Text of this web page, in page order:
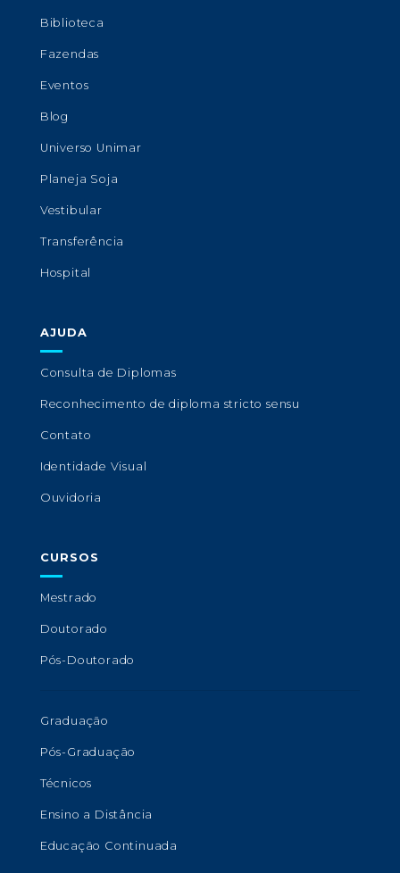
Biblioteca
Fazendas
Eventos
Blog
Universo Unimar
Planeja Soja
Vestibular
Transferência
Hospital
AJUDA
Consulta de Diplomas
Reconhecimento de diploma stricto sensu
Contato
Identidade Visual
Ouvidoria
CURSOS
Mestrado
Doutorado
Pós-Doutorado
Graduação
Pós-Graduação
Técnicos
Ensino a Distância
Educação Continuada